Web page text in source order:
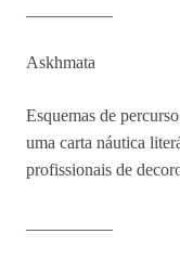
Askhmata
Esquemas de
uma carta náutica
profissionais de